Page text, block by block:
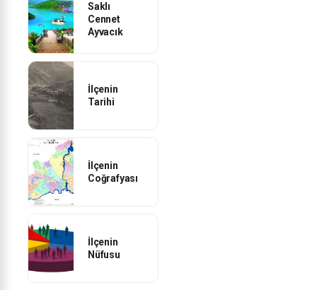
Saklı
Cennet
Ayvacık
İlçenin
Tarihi
İlçenin
Coğrafyası
İlçenin
Nüfusu